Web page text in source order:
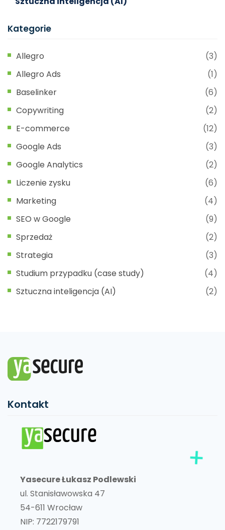
Kategorie
Allegro
(3)
Allegro Ads
(1)
Baselinker
(6)
Copywriting
(2)
E-commerce
(12)
Google Ads
(3)
Google Analytics
(2)
Liczenie zysku
(6)
Marketing
(4)
SEO w Google
(9)
Sprzedaż
(2)
Strategia
(3)
Studium przypadku (case study)
(4)
Sztuczna inteligencja (AI)
(2)
Kontakt
Yasecure Łukasz Podlewski
ul. Stanisławowska 47
54-611 Wrocław
NIP: 7722179791